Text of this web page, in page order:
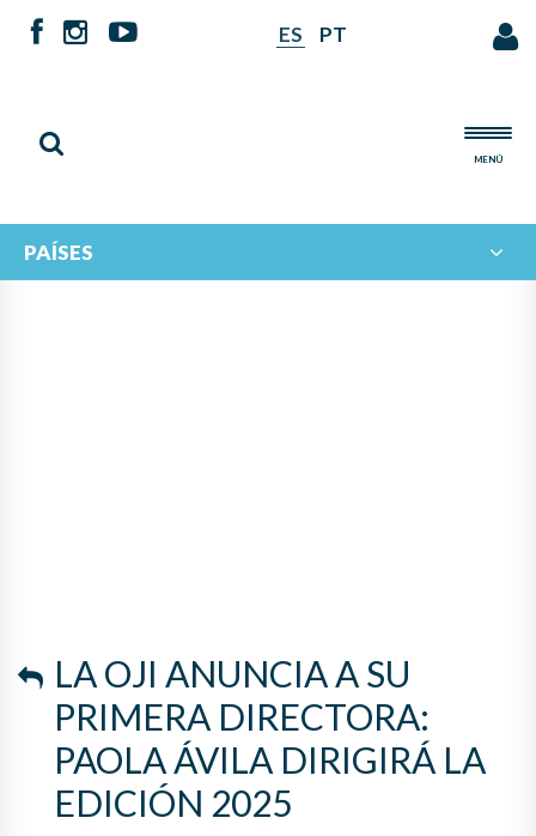
ES PT
MENÚ
PAÍSES
LA OJI ANUNCIA A SU
PRIMERA DIRECTORA:
PAOLA ÁVILA DIRIGIRÁ LA
EDICIÓN 2025